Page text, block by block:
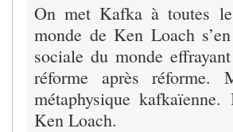
On met Kafka à toutes
monde de Ken Loach
sociale du monde
réforme après
métaphysique
Ken Loach.